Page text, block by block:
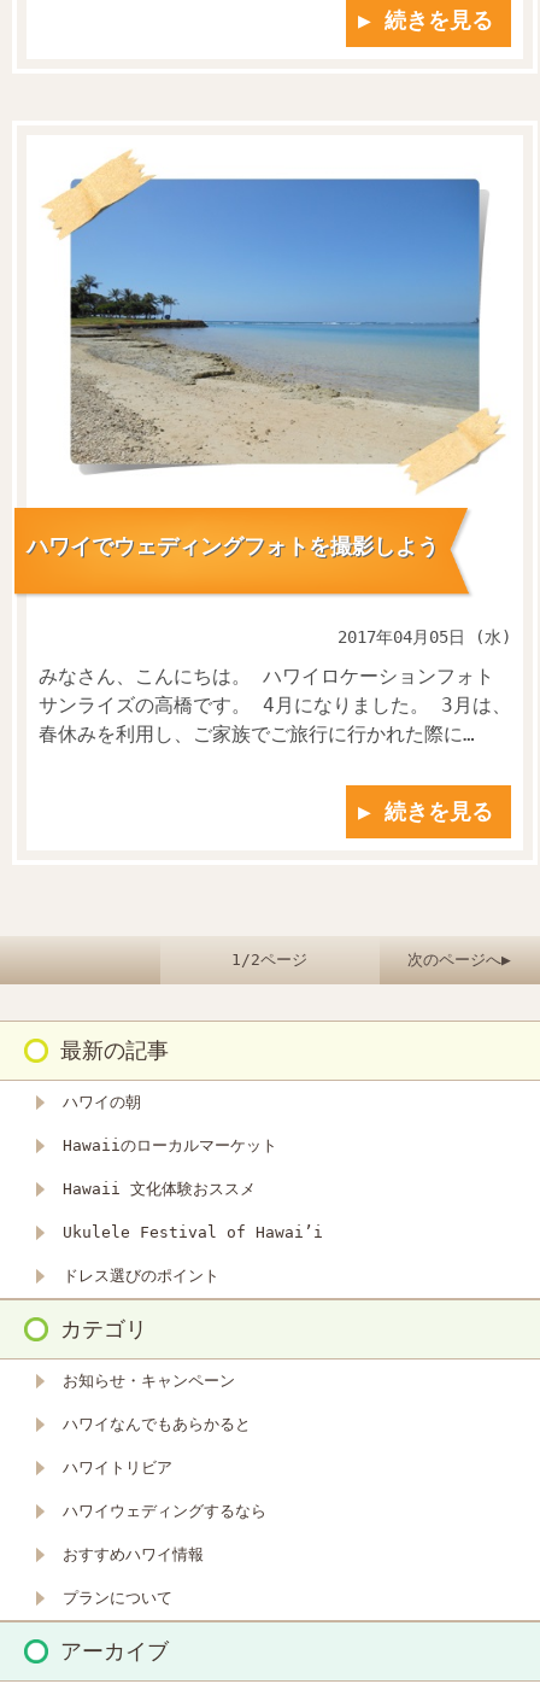
▶ 続きを見る
ハワイでウェディングフォトを撮影しよう
2017年04月05日 (水)
みなさん、こんにちは。 ハワイロケーションフォト
サンライズの高橋です。 4月になりました。 3月は、
春休みを利用し、ご家族でご旅行に行かれた際に…
▶ 続きを見る
1/2ページ 次のページへ▶
最新の記事
ハワイの朝
Hawaiiのローカルマーケット
Hawaii 文化体験おススメ
Ukulele Festival of Hawai’i
ドレス選びのポイント
カテゴリ
お知らせ・キャンペーン
ハワイなんでもあらかると
ハワイトリビア
ハワイウェディングするなら
おすすめハワイ情報
プランについて
アーカイブ